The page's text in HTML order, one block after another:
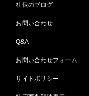
社長のブログ
お問い合わせ
Q&A
お問い合わせフォーム
サイトポリシー